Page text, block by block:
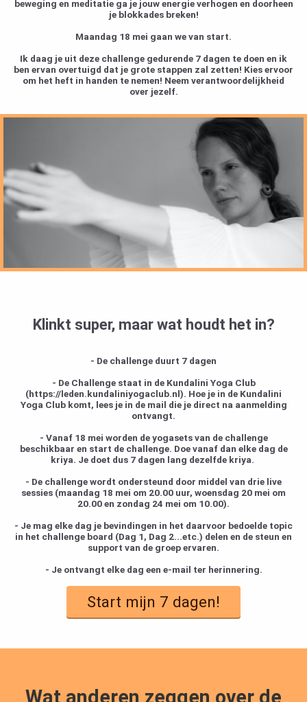
beweging en meditatie ga je jouw energie verhogen en doorheen
je blokkades breken!
Maandag 18 mei gaan we van start.
Ik daag je uit deze challenge gedurende 7 dagen te doen en ik
ben ervan overtuigd dat je grote stappen zal zetten! Kies ervoor
om het heft in handen te nemen! Neem verantwoordelijkheid
over jezelf.
Klinkt super, maar wat houdt het in?
- De challenge duurt 7 dagen
- De Challenge staat in de Kundalini Yoga Club
(https://leden.kundaliniyogaclub.nl). Hoe je in de Kundalini
Yoga Club komt, lees je in de mail die je direct na aanmelding
ontvangt.
- Vanaf 18 mei worden de yogasets van de challenge
beschikbaar en start de challenge. Doe vanaf dan elke dag de
kriya. Je doet dus 7 dagen lang dezelfde kriya.
- De challenge wordt ondersteund door middel van drie live
sessies (maandag 18 mei om 20.00 uur, woensdag 20 mei om
20.00 en zondag 24 mei om 10.00).
- Je mag elke dag je bevindingen in het daarvoor bedoelde topic
in het challenge board (Dag 1, Dag 2...etc.) delen en de steun en
support van de groep ervaren.
- Je ontvangt elke dag een e-mail ter herinnering.
Start mijn 7 dagen!
Wat anderen zeggen over de